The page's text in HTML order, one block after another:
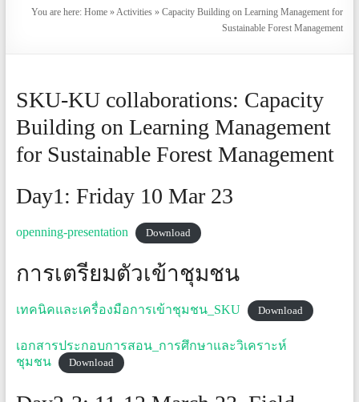
Higher
Mekong
You are here:Home »Activities »Capacity Building on Learning Management for
Sustainable Forest Management
SKU-KU collaborations: Capacity
Building on Learning Management
for Sustainable Forest Management
Day1: Friday 10 Mar 23
openning-presentation Download
การเตรียมตัวเข้าชุมชน
เทคนิคและเครื่องมือการเข้าชุมชน_SKU Download
เอกสารประกอบการสอน_การศึกษาและวิเคราะห์
ชุมชน
Download